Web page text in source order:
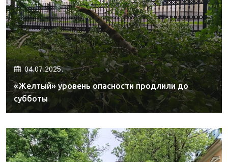
04.07.2025.
«Желтый» уровень опасности продлили до
субботы